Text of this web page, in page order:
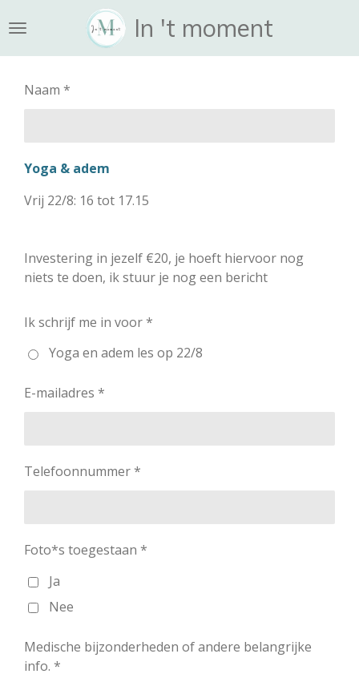
direct
naar
hoofdinhoud
In 't moment
Naam *
Yoga & adem
Vrij 22/8: 16 tot 17.15
Investering in jezelf €20, je hoeft hiervoor nog
niets te doen, ik stuur je nog een bericht
Ik schrijf me in voor *
Yoga en adem les op 22/8
E-mailadres *
Telefoonnummer *
Foto*s toegestaan *
Ja
Nee
Medische bijzonderheden of andere belangrijke
info. *